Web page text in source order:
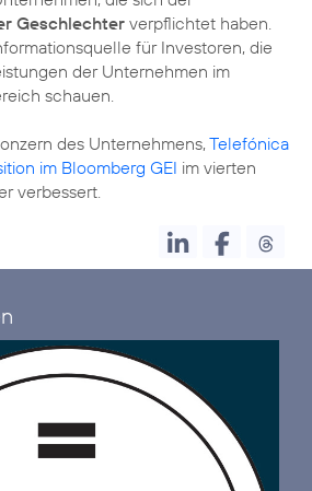
Geschlechter verpflichtet haben.
für Investoren, die
der Unternehmen im
schauen.
des Unternehmens, Telefónica
im Bloomberg GEI im vierten
verbessert.